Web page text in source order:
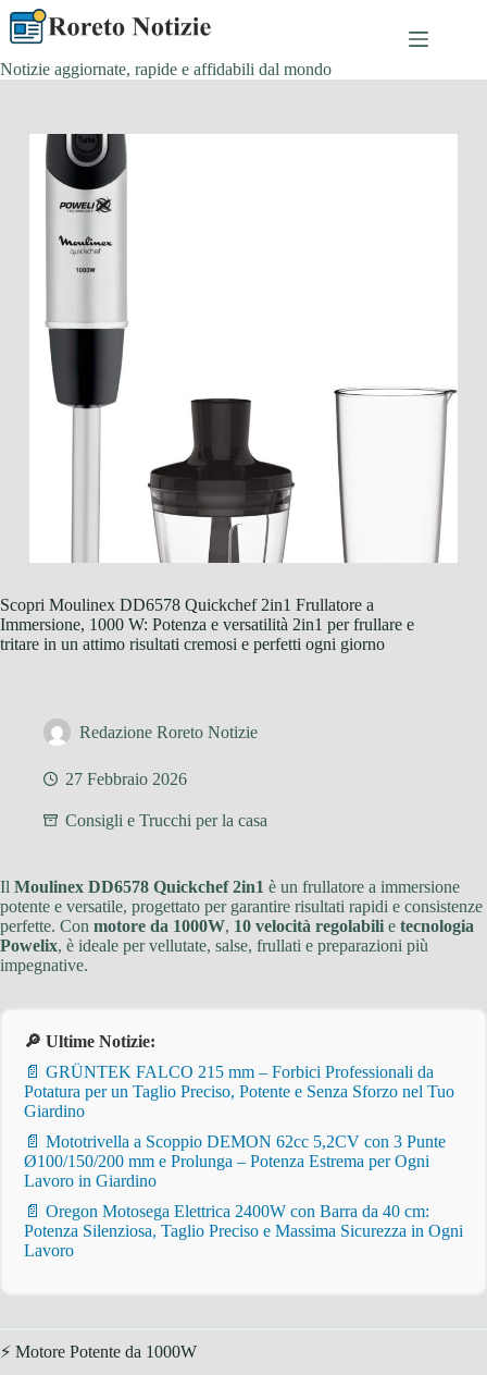
Salta
contenuto
Notizie aggiornate, rapide e affidabili dal mondo
Scopri Moulinex DD6578 Quickchef 2in1 Frullatore a
Immersione, 1000 W: Potenza e versatilità 2in1 per frullare e
tritare in un attimo risultati cremosi e perfetti ogni giorno
Redazione Roreto Notizie
27 Febbraio 2026
Consigli e Trucchi per la casa
Il Moulinex DD6578 Quickchef 2in1 è un frullatore a immersione
potente e versatile, progettato per garantire risultati rapidi e consistenze
perfette. Con motore da 1000W, 10 velocità regolabili e tecnologia
Powelix, è ideale per vellutate, salse, frullati e preparazioni più
impegnative.
🔎 Ultime Notizie:
📄 GRÜNTEK FALCO 215 mm – Forbici Professionali da
Potatura per un Taglio Preciso, Potente e Senza Sforzo nel Tuo
Giardino
📄 Mototrivella a Scoppio DEMON 62cc 5,2CV con 3 Punte
Ø100/150/200 mm e Prolunga – Potenza Estrema per Ogni
Lavoro in Giardino
📄 Oregon Motosega Elettrica 2400W con Barra da 40 cm:
Potenza Silenziosa, Taglio Preciso e Massima Sicurezza in Ogni
Lavoro
⚡ Motore Potente da 1000W